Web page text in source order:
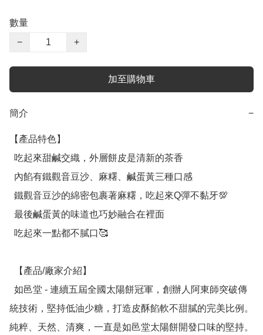
數量
−
+
加至購物車
簡介 −
【產品特色】
統技術，堅持低油少糖，打造皮酥餡軟不甜膩的完美比例。
純粹、天然、清爽，一直是如邑堂太陽餅開發口味的堅持。